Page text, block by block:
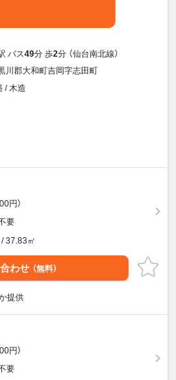
バス49分 歩2分 （仙台南北線）
川郡大和町吉岡字志田町
/ 木造
円）
要
37.83㎡
わせ （無料）
提供
円）
要